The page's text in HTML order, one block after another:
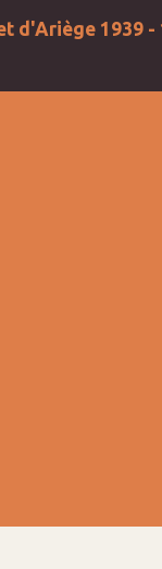
d'Ariège 1939 -